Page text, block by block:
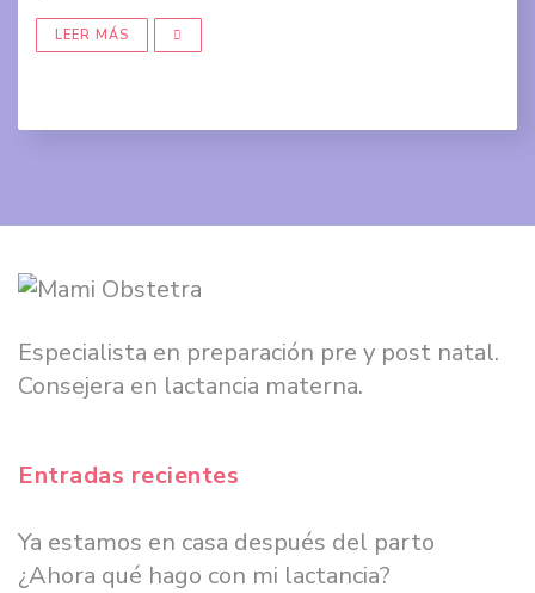
LEER MÁS
Especialista en preparación pre y post natal.
Consejera en lactancia materna.
Entradas recientes
Ya estamos en casa después del parto
¿Ahora qué hago con mi lactancia?